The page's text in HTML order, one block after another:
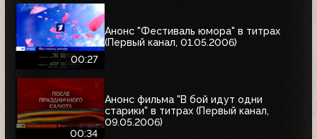
00:27
Анонс "Фестиваль юмора" в титрах
(Первый канал, 01.05.2006)
00:34
Анонс фильма "В бой идут одни
старики" в титрах (Первый канал,
09.05.2006)